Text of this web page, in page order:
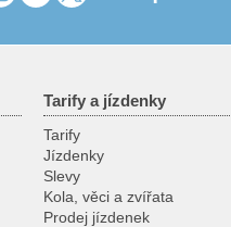
Tarify a jízdenky
Tarify
Jízdenky
Slevy
Kola, věci a zvířata
Prodej jízdenek